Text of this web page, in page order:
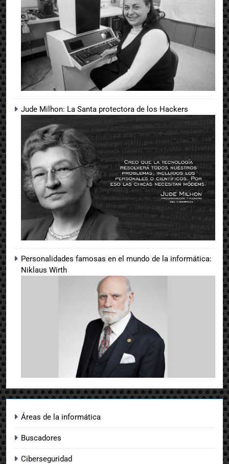
Jude Milhon: La Santa protectora de los Hackers
Personalidades famosas en el mundo de la informática:
Niklaus Wirth
Áreas de la informática
Buscadores
Ciberseguridad